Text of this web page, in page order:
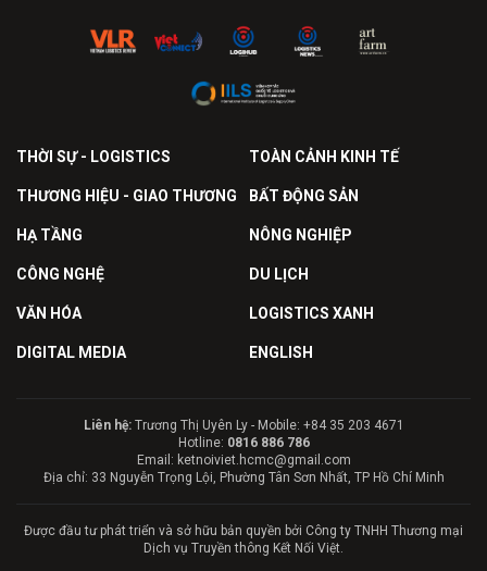
THỜI SỰ - LOGISTICS TOÀN CẢNH KINH TẾ
THƯƠNG HIỆU - GIAO THƯƠNG BẤT ĐỘNG SẢN
HẠ TẦNG NÔNG NGHIỆP
CÔNG NGHỆ DU LỊCH
VĂN HÓA LOGISTICS XANH
DIGITAL MEDIA ENGLISH
Liên hệ:Trương Thị Uyên Ly - Mobile: +84 35 203 4671
Hotline: 0816 886 786
Email: ketnoiviet.hcmc@gmail.com
Địa chỉ: 33 Nguyễn Trọng Lội, Phường Tân Sơn Nhất, TP Hồ Chí Minh
Được đầu tư phát triển và sở hữu bản quyền bởi Công ty TNHH Thương mại
Dịch vụ Truyền thông Kết Nối Việt.